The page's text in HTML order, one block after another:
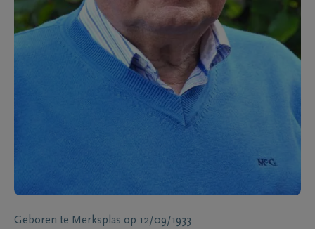
Geboren te Merksplas op 12/09/1933